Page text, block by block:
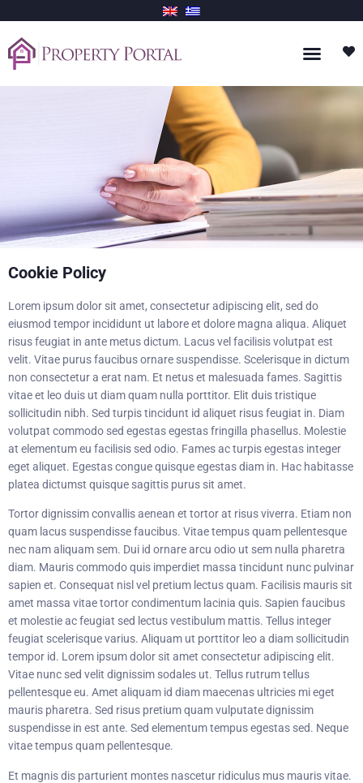
Cookie Policy
Lorem ipsum dolor sit amet, consectetur adipiscing elit, sed do
eiusmod tempor incididunt ut labore et dolore magna aliqua. Aliquet
risus feugiat in ante metus dictum. Lacus vel facilisis volutpat est
velit. Vitae purus faucibus ornare suspendisse. Scelerisque in dictum
non consectetur a erat nam. Et netus et malesuada fames. Sagittis
vitae et leo duis ut diam quam nulla porttitor. Elit duis tristique
sollicitudin nibh. Sed turpis tincidunt id aliquet risus feugiat in. Diam
volutpat commodo sed egestas egestas fringilla phasellus. Molestie
at elementum eu facilisis sed odio. Fames ac turpis egestas integer
eget aliquet. Egestas congue quisque egestas diam in. Hac habitasse
platea dictumst quisque sagittis purus sit amet.
Tortor dignissim convallis aenean et tortor at risus viverra. Etiam non
quam lacus suspendisse faucibus. Vitae tempus quam pellentesque
nec nam aliquam sem. Dui id ornare arcu odio ut sem nulla pharetra
diam. Mauris commodo quis imperdiet massa tincidunt nunc pulvinar
sapien et. Consequat nisl vel pretium lectus quam. Facilisis mauris sit
amet massa vitae tortor condimentum lacinia quis. Sapien faucibus
et molestie ac feugiat sed lectus vestibulum mattis. Tellus integer
feugiat scelerisque varius. Aliquam ut porttitor leo a diam sollicitudin
tempor id. Lorem ipsum dolor sit amet consectetur adipiscing elit.
Vitae nunc sed velit dignissim sodales ut. Tellus rutrum tellus
pellentesque eu. Amet aliquam id diam maecenas ultricies mi eget
mauris pharetra. Sed risus pretium quam vulputate dignissim
suspendisse in est ante. Sed elementum tempus egestas sed. Neque
vitae tempus quam pellentesque.
Et magnis dis parturient montes nascetur ridiculus mus mauris vitae.